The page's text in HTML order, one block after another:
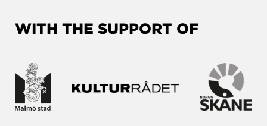
WITH THE SUPPORT OF